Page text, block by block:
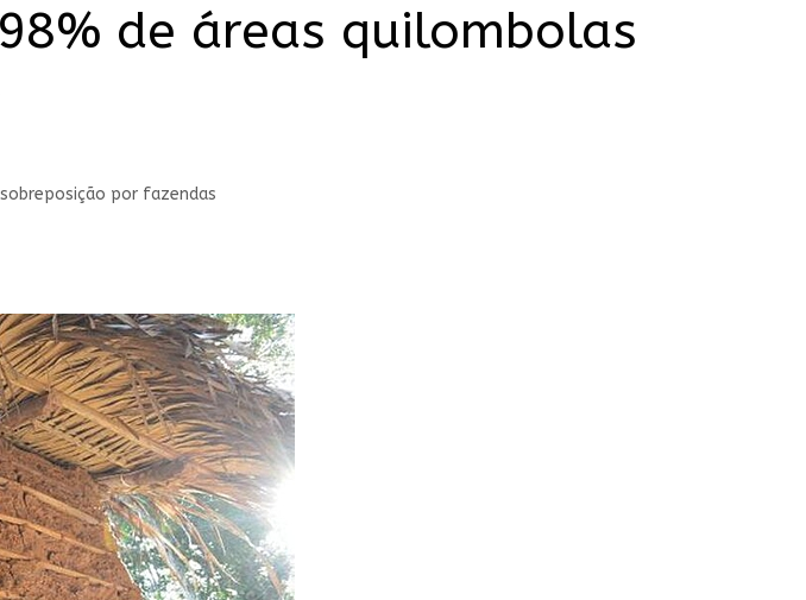
de áreas quilombolas
por fazendas